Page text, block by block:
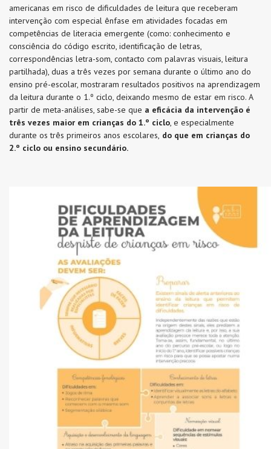
americanas em risco de dificuldades de leitura que receberam
intervenção com especial ênfase em atividades focadas em
competências de literacia emergente (como: conhecimento e
consciência do código escrito, identificação de letras,
correspondências letra-som, contacto com palavras visuais, leitura
partilhada), duas a três vezes por semana durante o último ano do
ensino pré-escolar, mostraram resultados positivos na aprendizagem
da leitura durante o 1.º ciclo, deixando mesmo de estar em risco. A
partir de meta-análises, sabe-se que a eficácia da intervenção é
três vezes maior em crianças do 1.º ciclo, e especialmente
durante os três primeiros anos escolares, do que em crianças do
2.º ciclo ou ensino secundário.